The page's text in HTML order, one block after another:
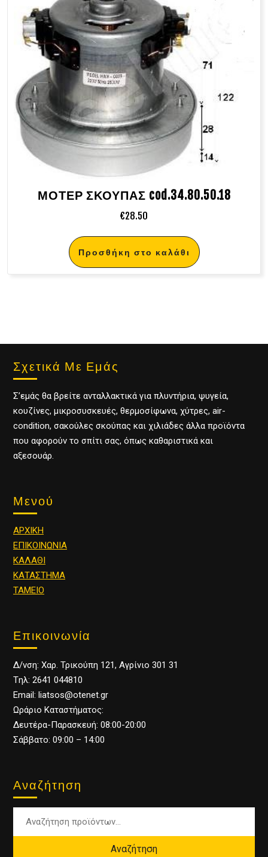
ΜΟΤΕΡ ΣΚΟΥΠΑΣ cod.34.80.50.18
€28.50
Προσθήκη στο καλάθι
Σχετικά Με Εμάς
Σ’εμάς θα βρείτε ανταλλακτικά για πλυντήρια, ψυγεία,
κουζίνες, μικροσυσκευές, θερμοσίφωνα, χύτρες, air-
condition, σακούλες σκούπας και χιλιάδες άλλα προϊόντα
που αφορούν το σπίτι σας, όπως καθαριστικά και
αξεσουάρ.
Μενού
ΑΡΧΙΚΗ
ΕΠΙΚΟΙΝΩΝΙΑ
ΚΑΛΑΘΙ
ΚΑΤΑΣΤΗΜΑ
ΤΑΜΕΙΟ
Επικοινωνία
Δ/νση: Χαρ. Τρικούπη 121, Αγρίνιο 301 31
Tηλ: 2641 044810
Email: liatsos@otenet.gr
Ωράριο Καταστήματος:
Δευτέρα-Παρασκευή: 08:00-20:00
Σάββατο: 09:00 – 14:00
Αναζήτηση
Αναζήτηση